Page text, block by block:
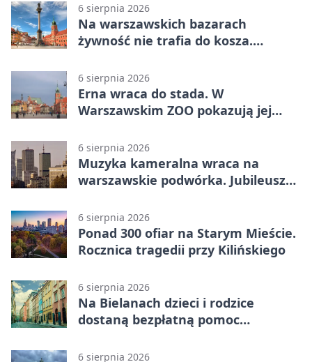
6 sierpnia 2026
Na warszawskich bazarach
żywność nie trafia do kosza.
6 sierpnia 2026
Erna wraca do stada. W
Warszawskim ZOO pokazują jej
6 sierpnia 2026
Muzyka kameralna wraca na
warszawskie podwórka. Jubileusz
6 sierpnia 2026
Ponad 300 ofiar na Starym Mieście.
Rocznica tragedii przy Kilińskiego
6 sierpnia 2026
Na Bielanach dzieci i rodzice
dostaną bezpłatną pomoc
6 sierpnia 2026